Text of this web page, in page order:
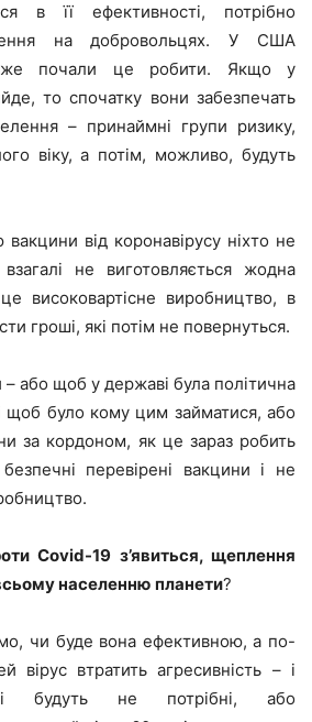
в її ефективності, потрібно
на добровольцях. У США
почали це робити. Якщо у
то спочатку вони забезпечать
– принаймні групи ризику,
віку, а потім, можливо, будуть
вакцини від коронавірусу ніхто не
не виготовляється жодна
високовартісне виробництво, в
гроші, які потім не повернуться.
– або щоб у державі була політична
щоб було кому цим займатися, або
за кордоном, як це зараз робить
перевірені вакцини і не
Covid-19 з’явиться, щеплення
населенню планети?
чи буде вона ефективною, а по-
вірус втратить агресивність – і
будуть не потрібні, або